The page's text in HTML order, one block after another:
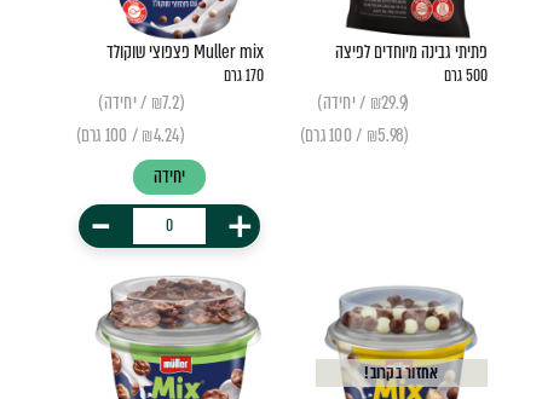
פתיתי גבינה מיוחדים לפיצה
500 גרם
(₪29.9 / יחידה)
(₪5.98 / 100 גרם)
Muller mix פצפוצי שוקולד
170 גרם
(₪7.2 / יחידה)
(₪4.24 / 100 גרם)
יחידה
+
-
אחזור בקרוב!